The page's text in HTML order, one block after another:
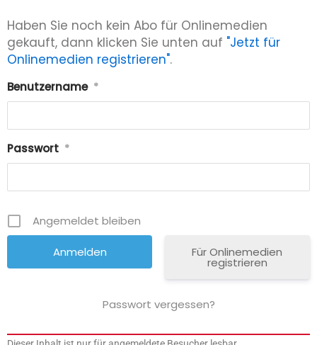
Haben Sie noch kein Abo für Onlinemedien
gekauft, dann klicken Sie unten auf "Jetzt für
Onlinemedien registrieren".
Benutzername *
Passwort *
Angemeldet bleiben
Für Onlinemedien
registrieren
Passwort vergessen?